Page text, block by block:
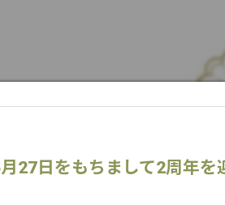
27日をもちまして2周年